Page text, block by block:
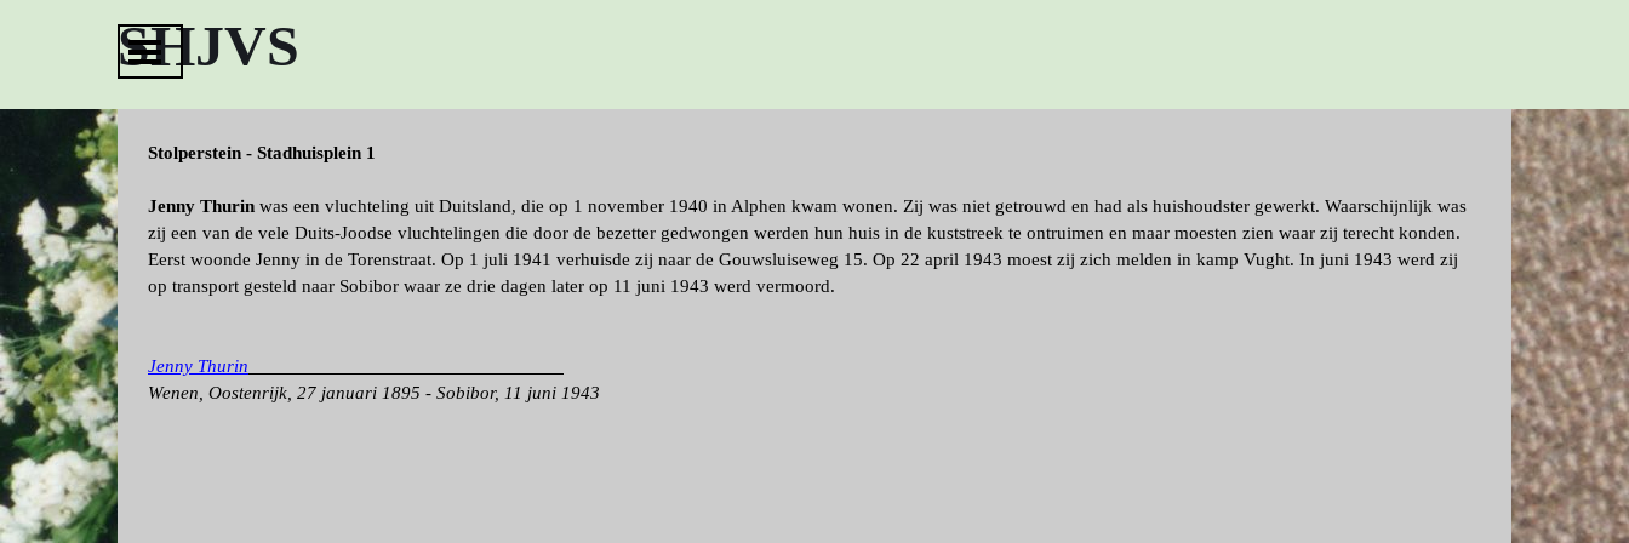
SHJVS
Menu overslaan
Stolperstein - Stadhuisplein 1
Jenny Thurin was een vluchteling uit Duitsland, die op 1 november 1940 in Alphen kwam wonen. Zij was niet getrouwd en had als huishoudster gewerkt. Waarschijnlijk was
zij een van de vele Duits-Joodse vluchtelingen die door de bezetter gedwongen werden hun huis in de kuststreek te ontruimen en maar moesten zien waar zij terecht konden.
Eerst woonde Jenny in de Torenstraat. Op 1 juli 1941 verhuisde zij naar de Gouwsluiseweg 15. Op 22 april 1943 moest zij zich melden in kamp Vught. In juni 1943 werd zij
op transport gesteld naar Sobibor waar ze drie dagen later op 11 juni 1943 werd vermoord.
Jenny Thurin
Wenen, Oostenrijk, 27 januari 1895 - Sobibor, 11 juni 1943